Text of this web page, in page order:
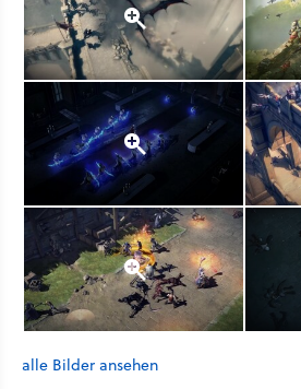
alle Bilder ansehen